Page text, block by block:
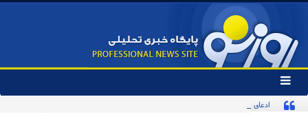
تغییر
وضعیت
منوی
ادعای جنجالی درباره توافق یکشنبه در ژنو تکذیب شد